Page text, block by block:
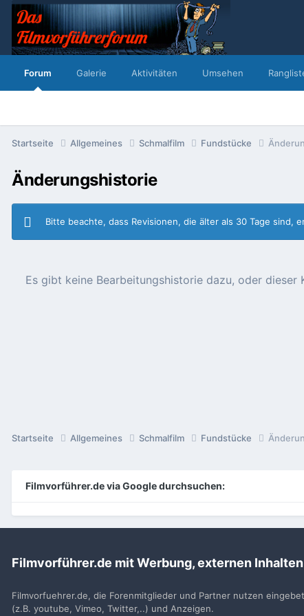
Forum Galerie Aktivitäten Umsehen
Startseite Allgemeines Schmalfilm Fundstücke
Änderungshistorie
Bitte beachte, dass Revisionen, die älter als 30 Tage
Es gibt keine Bearbeitungshistorie dazu, oder
Startseite Allgemeines Schmalfilm Fundstücke
Filmvorführer.de via Google durchsuchen:
Filmvorführer.de mit Werbung, externen
Filmvorfuehrer.de, die Forenmitglieder und Partner nutzen
(z.B. youtube, Vimeo, Twitter,..) und Anzeigen.